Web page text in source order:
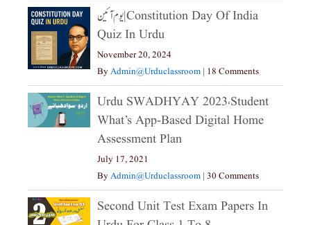
یوم آئین|constitution Day Of India
Quiz In Urdu
November 20, 2024
ByAdmin@urduclassroom | 18 Comments
Urdu SWADHYAY 2023،Student
What’s App-Based Digital Home
Assessment Plan
July 17, 2021
ByAdmin@urduclassroom | 30 Comments
Second Unit Test Exam Papers In